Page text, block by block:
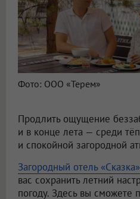
Фото: ООО «Терем»
Продлить ощущение
и в конце лета — среди
и спокойной загородной
Загородный отель «Сказка»
вас сохранить летний
погоду. Здесь вы сможете